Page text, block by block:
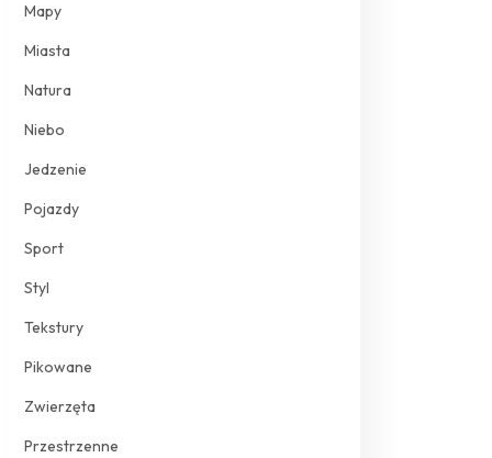
Mapy
Miasta
Natura
Niebo
Jedzenie
Pojazdy
Sport
Styl
Tekstury
Pikowane
Zwierzęta
Przestrzenne